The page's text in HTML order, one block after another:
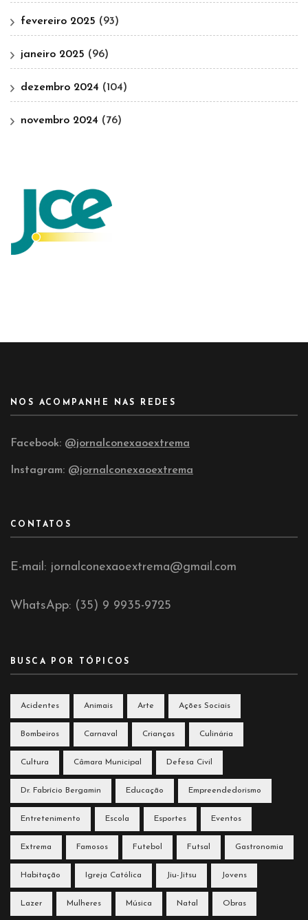
fevereiro 2025 (93)
janeiro 2025 (96)
dezembro 2024 (104)
novembro 2024 (76)
NOS ACOMPANHE NAS REDES
Facebook: @jornalconexaoextrema
Instagram: @jornalconexaoextrema
CONTATOS
E-mail: jornalconexaoextrema@gmail.com
WhatsApp: (35) 9 9935-9725
BUSCA POR TÓPICOS
Acidentes Animais Arte Ações Sociais
Bombeiros Carnaval Crianças Culinária
Cultura Câmara Municipal Defesa Civil
Dr. Fabrício Bergamin Educação Empreendedorismo
Entretenimento Escola Esportes Eventos
Extrema Famosos Futebol Futsal Gastronomia
Habitação Igreja Católica Jiu-Jitsu Jovens
Lazer Mulheres Música Natal Obras